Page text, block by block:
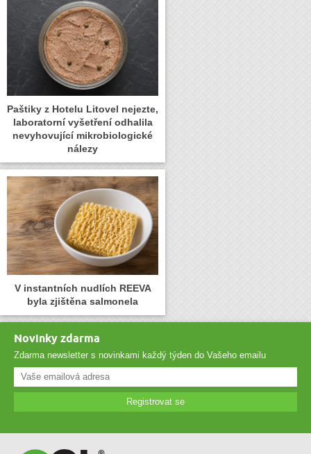
Paštiky z Hotelu Litovel nejezte,
laboratorní vyšetření odhalila
nevyhovující mikrobiologické
nálezy
V instantních nudlích REEVA
byla zjištěna salmonela
Novinky zdarma
Zdarma newsletter s novinkami každý týden do Vašeho emailu
Registrovat se